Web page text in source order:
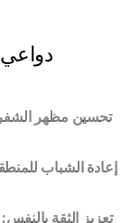
تحسين مظهر
إعادة الشباب
تعزيز الثقة بالنفس: